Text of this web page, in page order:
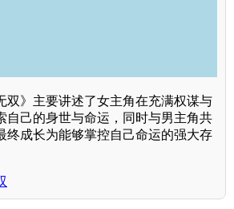
双》主要讲述了女主角在充满权谋与
自己的身世与命运，同时与男主角共
终成长为能够掌控自己命运的强大存